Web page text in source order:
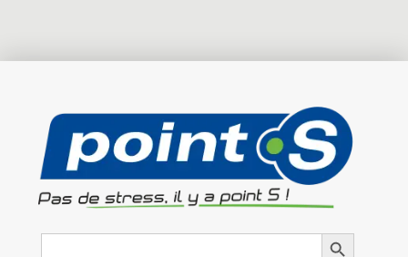
Search
Search Button